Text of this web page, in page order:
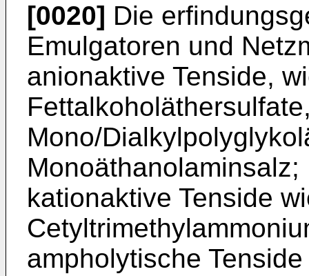
[0020] Die
Emulgatoren und
anionaktive Tenside,
Mono/
Monoäthanolaminsalz;
kationaktive Tenside
ampholytische